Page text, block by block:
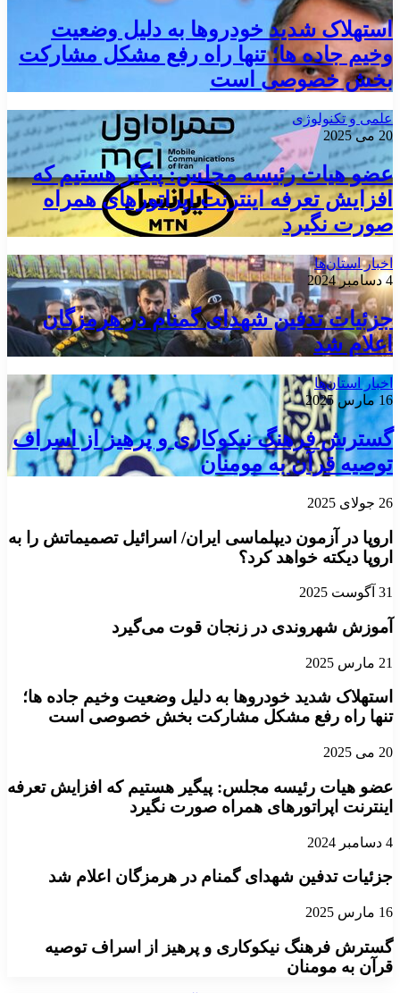
استهلاک شدید خودروها به دلیل وضعیت
وخیم جاده ها؛ تنها راه رفع مشکل مشارکت
بخش خصوصی است
علمی و تکنولوژی
20 می 2025
عضو هیات رئیسه مجلس: پیگیر هستیم که
افزایش تعرفه اینترنت اپراتورهای همراه
صورت نگیرد
اخبار استان‌ها
4 دسامبر 2024
جزئیات تدفین شهدای گمنام در هرمزگان
اعلام شد
اخبار استان‌ها
16 مارس 2025
گسترش فرهنگ نیکوکاری و پرهیز از اسراف
توصیه قرآن به مومنان
26 جولای 2025
اروپا در آزمون دیپلماسی ایران/ اسرائیل تصمیماتش را به
اروپا دیکته خواهد کرد؟
31 آگوست 2025
آموزش شهروندی در زنجان قوت می‌گیرد
21 مارس 2025
استهلاک شدید خودروها به دلیل وضعیت وخیم جاده ها؛
تنها راه رفع مشکل مشارکت بخش خصوصی است
20 می 2025
عضو هیات رئیسه مجلس: پیگیر هستیم که افزایش تعرفه
اینترنت اپراتورهای همراه صورت نگیرد
4 دسامبر 2024
جزئیات تدفین شهدای گمنام در هرمزگان اعلام شد
16 مارس 2025
گسترش فرهنگ نیکوکاری و پرهیز از اسراف توصیه
قرآن به مومنان